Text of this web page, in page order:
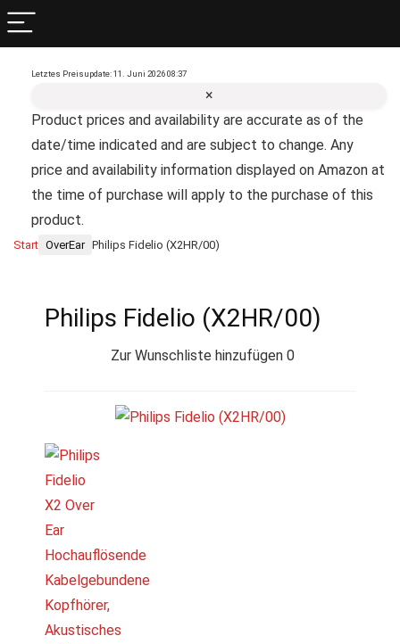
Letztes Preisupdate: 11. Juni 2026 08:37
×
Product prices and availability are accurate as of the
date/time indicated and are subject to change. Any
price and availability information displayed on Amazon at
the time of purchase will apply to the purchase of this
product.
Start OverEar Philips Fidelio (X2HR/00)
Philips Fidelio (X2HR/00)
Zur Wunschliste hinzufügen 0